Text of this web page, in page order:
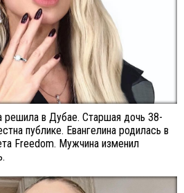
решила в Дубае. Старшая дочь 38-
публике. Евангелина родилась в
Freedom. Мужчина изменил